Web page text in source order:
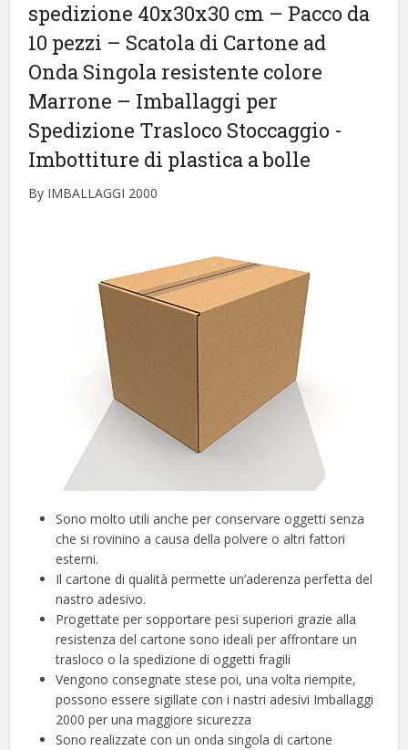
spedizione 40x30x30 cm – Pacco da
10 pezzi – Scatola di Cartone ad
Onda Singola resistente colore
Marrone – Imballaggi per
Spedizione Trasloco Stoccaggio -
Imbottiture di plastica a bolle
By IMBALLAGGI 2000
Sono molto utili anche per conservare oggetti senza
che si rovinino a causa della polvere o altri fattori
esterni.
Il cartone di qualità permette un’aderenza perfetta del
nastro adesivo.
Progettate per sopportare pesi superiori grazie alla
resistenza del cartone sono ideali per affrontare un
trasloco o la spedizione di oggetti fragili
Vengono consegnate stese poi, una volta riempite,
possono essere sigillate con i nastri adesivi Imballaggi
2000 per una maggiore sicurezza
Sono realizzate con un onda singola di cartone